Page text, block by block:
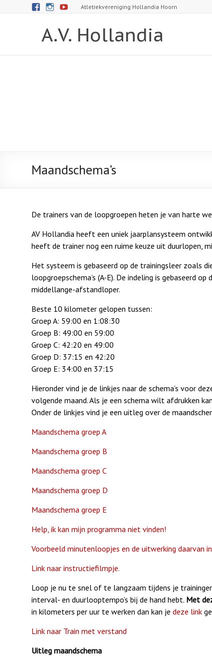
Atletiekvereniging Hollandia Hoorn
A.V. Hollandia
Maandschema’s
De trainers van de loopgroepen heten je van harte
AV Hollandia heeft een uniek jaarplansysteem
heeft de trainer nog een ruime keuze uit duurlopen,
Het systeem is gebaseerd op de trainingsleer zoals
loopgroepschema’s (A-E). De indeling is gebaseerd
middellange-afstandloper.
Beste 10 kilometer gelopen tussen:
Groep A: 59:00 en 1:08:30
Groep B: 49:00 en 59:00
Groep C: 42:20 en 49:00
Groep D: 37:15 en 42:20
Groep E: 34:00 en 37:15
Hieronder vind je de linkjes naar de schema’s voor
volgende maand. Als je een schema wilt afdrukken
Onder de linkjes vind je een uitleg over de
Maandschema groep A
Maandschema groep B
Maandschema groep C
Maandschema groep D
Maandschema groep E
Help, ik kan mijn programma niet vinden!
Voorbeeld minutenloopjes en de uitwerking daarvan
Link naar instructiefilmpje.
Loop je nu te snel of te langzaam tijdens je
interval- en duurlooptempo’s bij de hand hebt. Met
in kilometers per uur te werken dan kan je deze link
Link naar Train met verstand
Uitleg maandschema